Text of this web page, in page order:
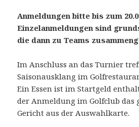
Anmeldungen bitte bis zum
Einzelanmeldungen sind
die dann zu Teams
Im Anschluss an das Turnier
Saisonausklang im
Ein Essen ist im Startgeld
der Anmeldung im Golfclub das
Gericht aus der Auswahlkarte.